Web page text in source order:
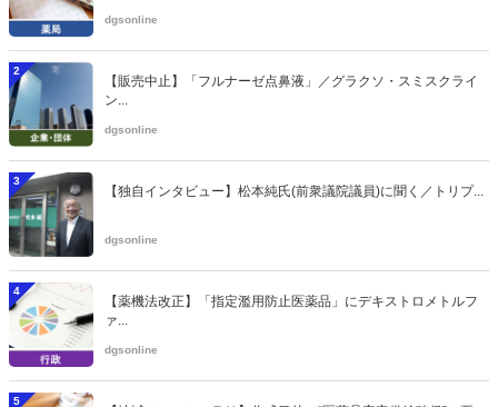
dgsonline
2
【販売中止】「フルナーゼ点鼻液」／グラクソ・スミスクライ
ン...
dgsonline
3
【独自インタビュー】松本純氏(前衆議院議員)に聞く／トリプ...
dgsonline
4
【薬機法改正】「指定濫用防止医薬品」にデキストロメトルフ
ァ...
dgsonline
5